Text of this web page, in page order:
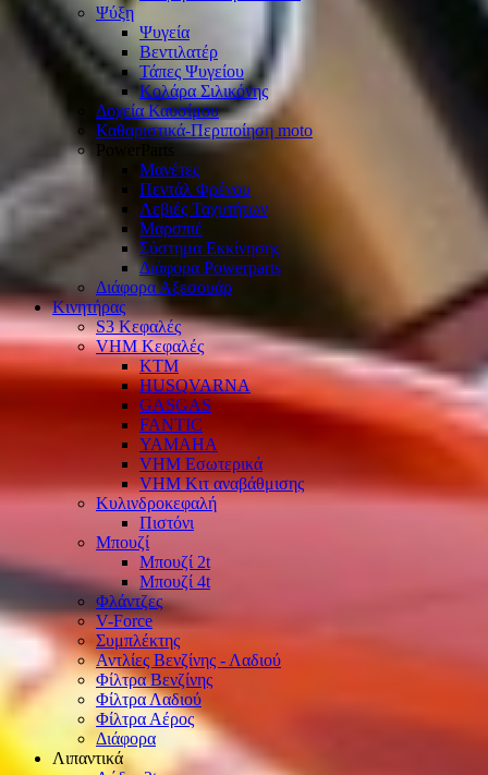
Ψύξη
Ψυγεία
Βεντιλατέρ
Τάπες Ψυγείου
Κολάρα Σιλικόνης
Δοχεία Καυσίμου
Καθαριστικά-Περιποίηση moto
Μανέτες
Πεντάλ Φρένου
Λεβιές Ταχυτήτων
Μαρσπιέ
Σύστημα Εκκίνησης
Διάφορα Powerparts
Διάφορα Αξεσουάρ
Κινητήρας
S3 Κεφαλές
VHM Κεφαλές
KTM
HUSQVARNA
GASGAS
FANTIC
YAMAHA
VHM Εσωτερικά
VHM Κιτ αναβάθμισης
Κυλινδροκεφαλή
Πιστόνι
Μπουζί
Μπουζί 2t
Μπουζί 4t
Φλάντζες
V-Force
Συμπλέκτης
Αντλίες Βενζίνης - Λαδιού
Φίλτρα Βενζίνης
Φίλτρα Λαδιού
Φίλτρα Αέρος
Διάφορα
Λιπαντικά